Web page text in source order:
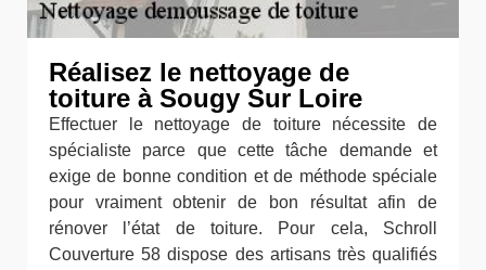
Réalisez le nettoyage de
toiture à Sougy Sur Loire
Effectuer le nettoyage de toiture nécessite de
spécialiste parce que cette tâche demande et
exige de bonne condition et de méthode spéciale
pour vraiment obtenir de bon résultat afin de
rénover l’état de toiture. Pour cela, Schroll
Couverture 58 dispose des artisans très qualifiés